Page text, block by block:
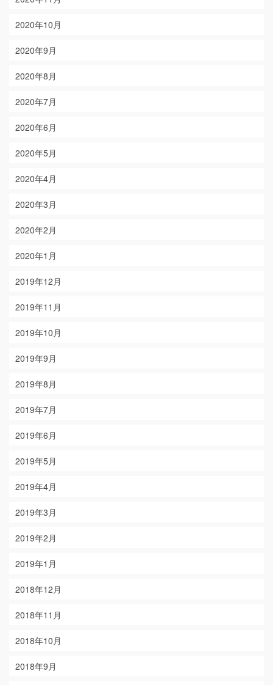
2020年10月
2020年9月
2020年8月
2020年7月
2020年6月
2020年5月
2020年4月
2020年3月
2020年2月
2020年1月
2019年12月
2019年11月
2019年10月
2019年9月
2019年8月
2019年7月
2019年6月
2019年5月
2019年4月
2019年3月
2019年2月
2019年1月
2018年12月
2018年11月
2018年10月
2018年9月